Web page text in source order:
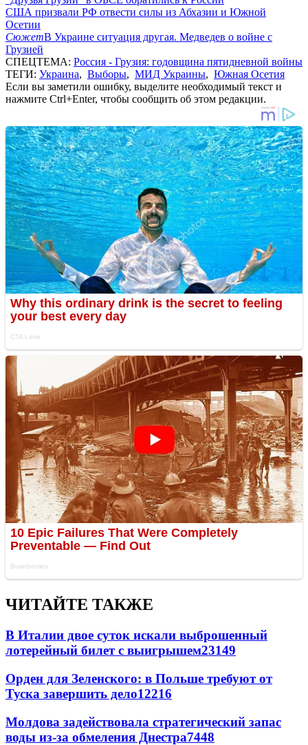
США призвали РФ отвести силы из Абхазии и Южной
Осетии
СюжетВ Украине ситуация другая. Медведев о войне с
Грузией
СПЕЦТЕМА: Россия - Грузия: годовщина пятидневной войны
ТЕГИ: Украина, Выборы, МИД Украины, Южная Осетия
Если вы заметили ошибку, выделите необходимый текст и
нажмите Ctrl+Enter, чтобы сообщить об этом редакции.
ЧИТАЙТЕ ТАКЖЕ
В Италии двое суток искали выброшенный
лотерейный билет с выигрышем23149
Орден для Зеленского: в Польше требуют от
Туска завершить дело12216
Молдова задействовала стратегический запас
воды из-за обмеления Днестра7448